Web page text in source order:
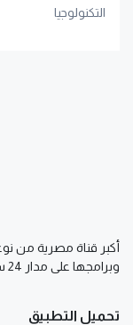
التكنولوجيا
أكبر قناة مصرية من
وبرامجها على مدار 24 ساعة
تحميل التطبيق